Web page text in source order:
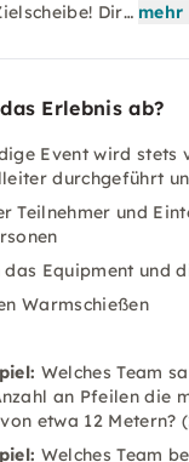
Dir… mehr
Erlebnis ab?
Event wird stets
durchgeführt
Teilnehmer und
das Equipment und
Warmschießen
Welches Team
an Pfeilen die
etwa 12 Metern?
Welches Team